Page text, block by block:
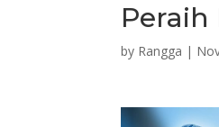
by Rangga |